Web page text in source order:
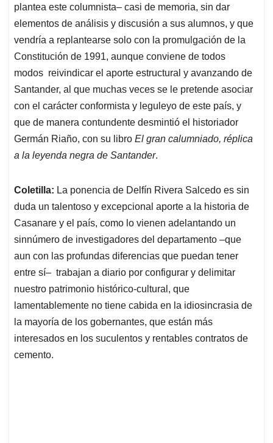
plantea este columnista– casi de memoria, sin dar
elementos de análisis y discusión a sus alumnos, y que
vendría a replantearse solo con la promulgación de la
Constitución de 1991, aunque conviene de todos
modos reivindicar el aporte estructural y avanzando de
Santander, al que muchas veces se le pretende asociar
con el carácter conformista y leguleyo de este país, y
que de manera contundente desmintió el historiador
Germán Riaño, con su libro El gran calumniado, réplica
a la leyenda negra de Santander.
Coletilla: La ponencia de Delfín Rivera Salcedo es sin
duda un talentoso y excepcional aporte a la historia de
Casanare y el país, como lo vienen adelantando un
sinnúmero de investigadores del departamento –que
aun con las profundas diferencias que puedan tener
entre sí– trabajan a diario por configurar y delimitar
nuestro patrimonio histórico-cultural, que
lamentablemente no tiene cabida en la idiosincrasia de
la mayoría de los gobernantes, que están más
interesados en los suculentos y rentables contratos de
cemento.